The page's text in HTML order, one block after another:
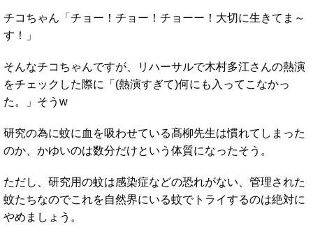
チコちゃん「チョー！チョー！チョーー！大切に生きてま～
す！」
そんなチコちゃんですが、リハーサルで木村多江さんの熱演
をチェックした際に「(熱演すぎて)何にも入ってこなかっ
た。」そうw
研究の為に蚊に血を吸わせている髙柳先生は慣れてしまった
のか、かゆいのは数分だけという体質になったそう。
ただし、研究用の蚊は感染症などの恐れがない、管理された
蚊たちなのでこれを自然界にいる蚊でトライするのは絶対に
やめましょう。